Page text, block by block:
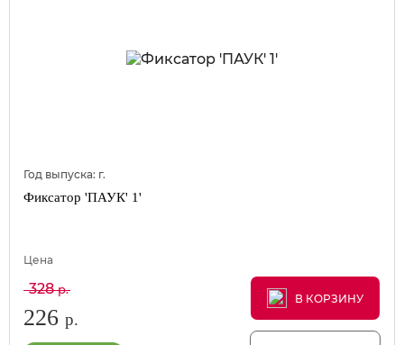
Год выпуска: г.
Фиксатор 'ПАУК' 1'
Цена
328р.
226 р.
В КОРЗИНУ
В КОРЗИНУ
В КОРЗИНУ